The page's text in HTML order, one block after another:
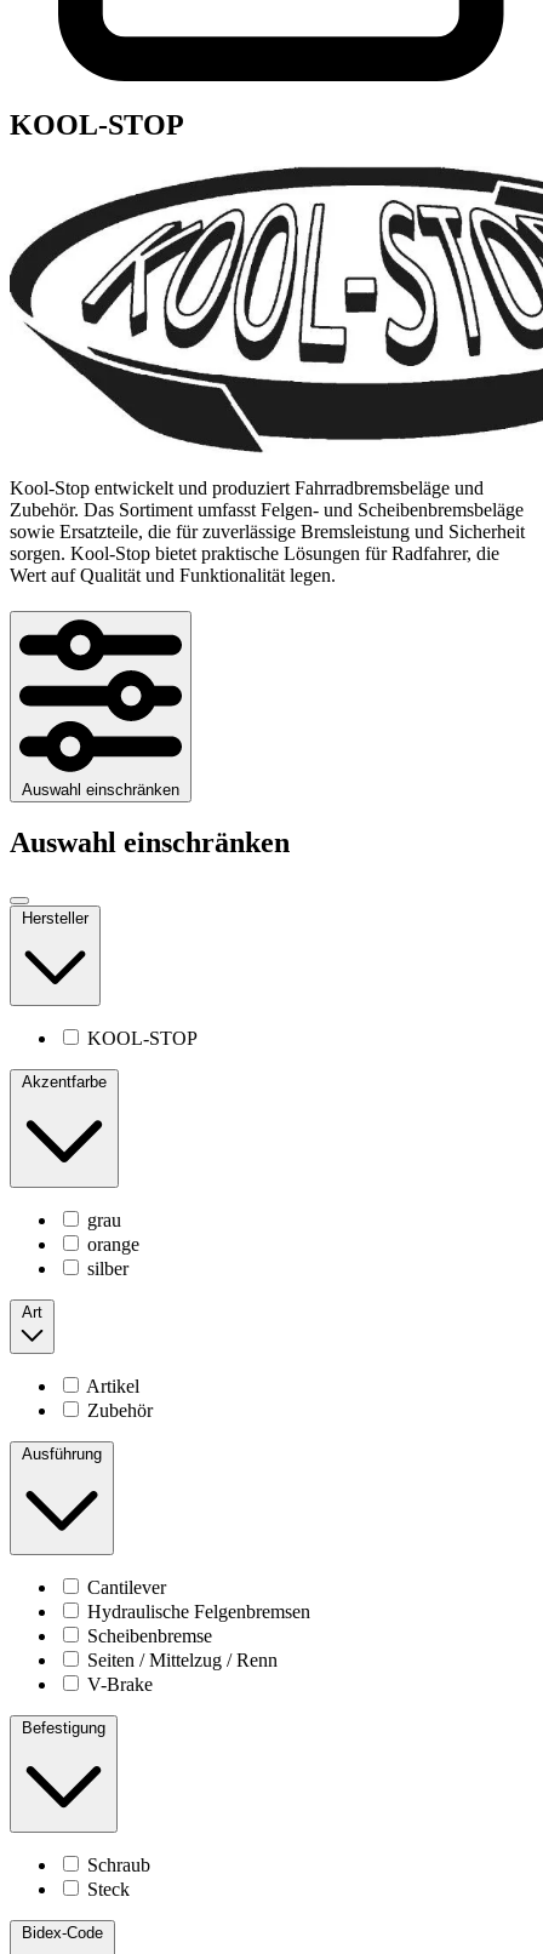
KOOL-STOP
Kool-Stop entwickelt und produziert Fahrradbremsbeläge und
Zubehör. Das Sortiment umfasst Felgen- und Scheibenbremsbeläge
sowie Ersatzteile, die für zuverlässige Bremsleistung und Sicherheit
sorgen. Kool-Stop bietet praktische Lösungen für Radfahrer, die
Wert auf Qualität und Funktionalität legen.
Auswahl einschränken
Auswahl einschränken
Hersteller
KOOL-STOP
Akzentfarbe
grau
orange
silber
Art
Artikel
Zubehör
Ausführung
Cantilever
Hydraulische Felgenbremsen
Scheibenbremse
Seiten / Mittelzug / Renn
V-Brake
Befestigung
Schraub
Steck
Bidex-Code